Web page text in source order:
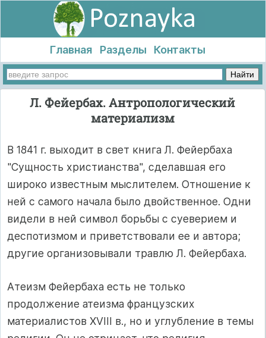
Главная Разделы Контакты
Л. Фейербах. Антропологический
материализм
В 1841 г. выходит в свет книга Л. Фейербаха
"Сущность христианства", сделавшая его
широко известным мыслителем. Отношение к
ней с самого начала было двойственное. Одни
видели в ней символ борьбы с суеверием и
деспотизмом и приветствовали ее и автора;
другие организовывали травлю Л. Фейербаха.
Атеизм Фейербаха есть не только
продолжение атеизма французских
материалистов ХVIII в., но и углубление в темы